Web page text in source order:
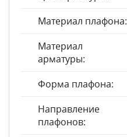
Материал плафона:
Материал
арматуры:
Форма плафона:
Направление
плафонов: